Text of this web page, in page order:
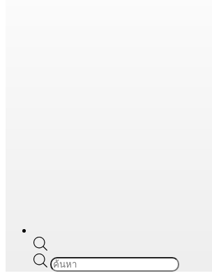
Products
search